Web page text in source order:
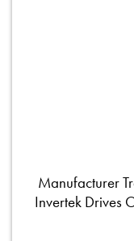
Manufacturer
Invertek Drives